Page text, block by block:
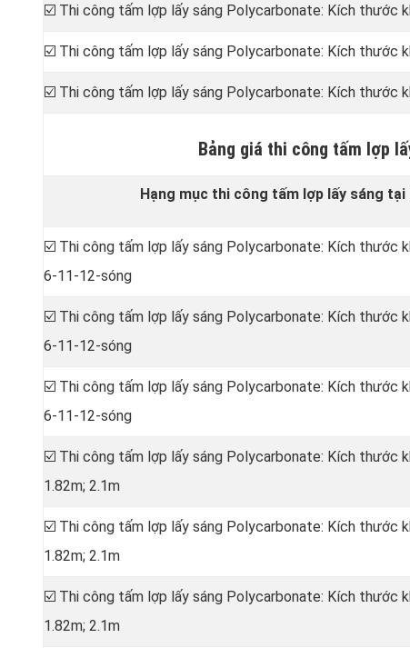
☑️ Thi công tấm lợp lấy sáng Polycarbonate: Kích thước
☑️ Thi công tấm lợp lấy sáng Polycarbonate: Kích thước
☑️ Thi công tấm lợp lấy sáng Polycarbonate: Kích thước
Bảng giá thi công tấm lợp
Hạng mục thi công tấm lợp lấy sáng tại
☑️ Thi công tấm lợp lấy sáng Polycarbonate: Kích thước
6-11-12-sóng
☑️ Thi công tấm lợp lấy sáng Polycarbonate: Kích thước
6-11-12-sóng
☑️ Thi công tấm lợp lấy sáng Polycarbonate: Kích thước
6-11-12-sóng
☑️ Thi công tấm lợp lấy sáng Polycarbonate: Kích thước
1.82m; 2.1m
☑️ Thi công tấm lợp lấy sáng Polycarbonate: Kích thước
1.82m; 2.1m
☑️ Thi công tấm lợp lấy sáng Polycarbonate: Kích thước
1.82m; 2.1m